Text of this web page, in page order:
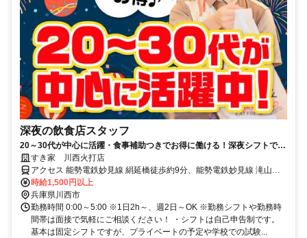
深夜の飲食店スタッフ
20～30代が中心に活躍・食事補助つきでお得に働ける！深夜シフトで稼
ぎませんか◎
すき家 川西火打店
アクセス 能勢電鉄妙見線 絹延橋徒歩約9分、能勢電鉄妙見線 滝山徒
歩約12分、能勢電鉄妙見線 川西能勢口東口徒歩約13分 絹延橋駅徒歩
10分
時給1,500円以上
兵庫県川西市
勤務時間 0:00～5:00 ※1日2h～、週2日～OK ※勤務シフトや勤務時
間帯は面接で気軽にご相談ください！ ・シフトは自己申告制です。
基本は固定シフトですが、プライベートの予定や学校での試験...